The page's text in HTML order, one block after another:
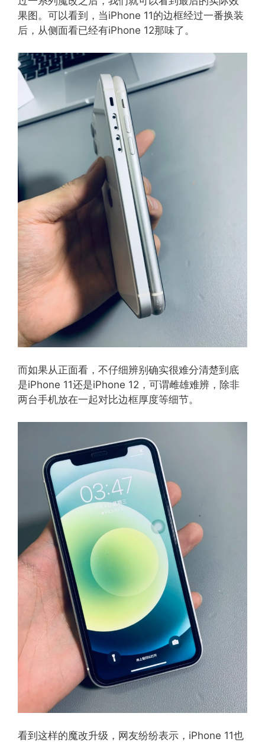
果图。可以看到，当iPhone 11的边框经过一番换装
后，从侧面看已经有iPhone 12那味了。
而如果从正面看，不仔细辨别确实很难分清楚到底
是iPhone 11还是iPhone 12，可谓雌雄难辨，除非
两台手机放在一起对比边框厚度等细节。
看到这样的魔改升级，网友纷纷表示，iPhone 11也